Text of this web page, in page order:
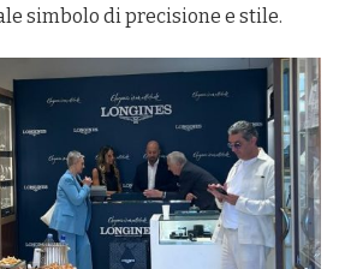
simbolo di precisione e stile.